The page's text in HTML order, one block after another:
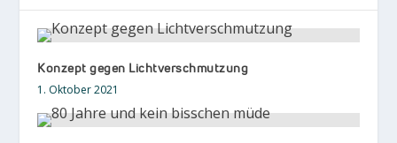
Konzept gegen Lichtverschmutzung
1. Oktober 2021